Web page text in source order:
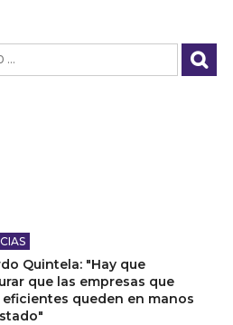
Quintela: "Hay que
que las empresas que
eficientes queden en manos